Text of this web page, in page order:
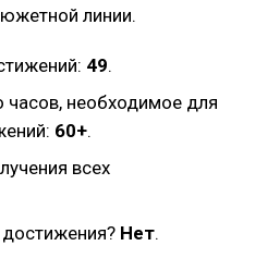
линии.
49.
часов, необходимое для
60+.
всех
Нет.